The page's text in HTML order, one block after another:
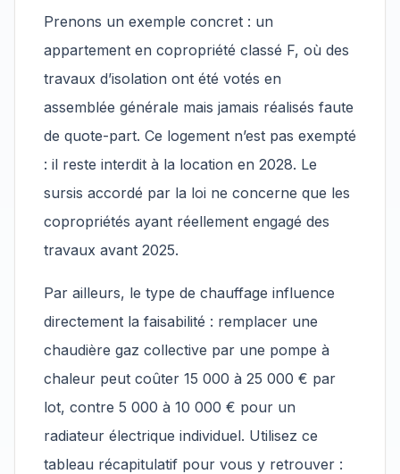
Prenons un exemple concret : un
appartement en copropriété classé F, où des
travaux d’isolation ont été votés en
assemblée générale mais jamais réalisés faute
de quote-part. Ce logement n’est pas exempté
: il reste interdit à la location en 2028. Le
sursis accordé par la loi ne concerne que les
copropriétés ayant réellement engagé des
travaux avant 2025.
Par ailleurs, le type de chauffage influence
directement la faisabilité : remplacer une
chaudière gaz collective par une pompe à
chaleur peut coûter 15 000 à 25 000 € par
lot, contre 5 000 à 10 000 € pour un
radiateur électrique individuel. Utilisez ce
tableau récapitulatif pour vous y retrouver :